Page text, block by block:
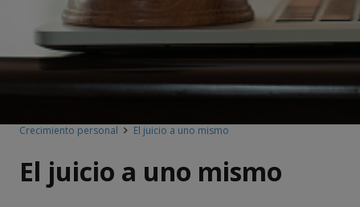
Crecimiento personal El juicio a uno mismo
El juicio a uno mismo